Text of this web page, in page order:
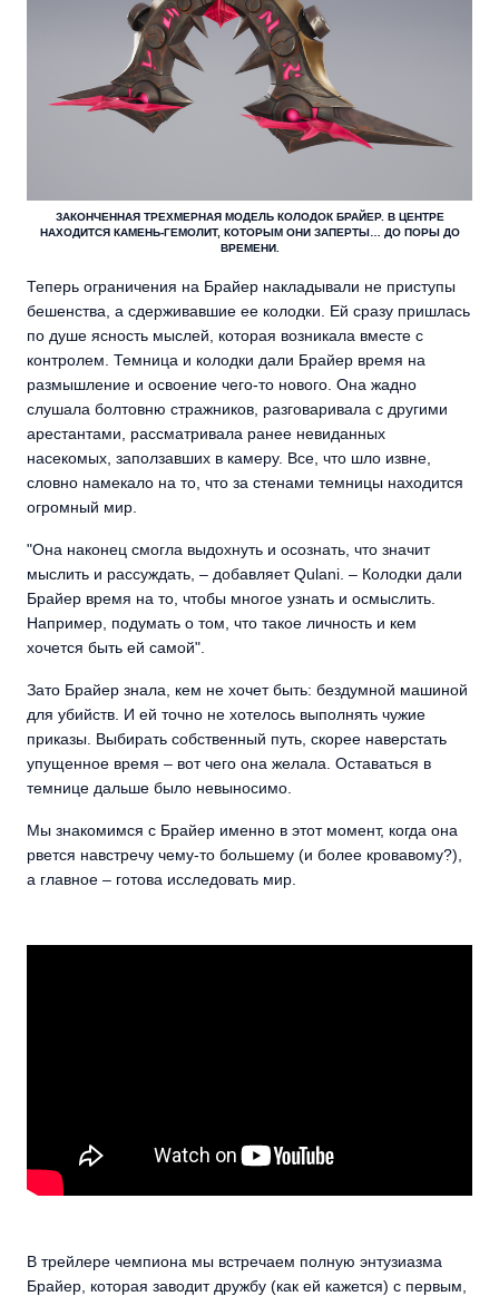
ЗАКОНЧЕННАЯ ТРЕХМЕРНАЯ МОДЕЛЬ КОЛОДОК БРАЙЕР. В ЦЕНТРЕ
НАХОДИТСЯ КАМЕНЬ-ГЕМОЛИТ, КОТОРЫМ ОНИ ЗАПЕРТЫ… ДО ПОРЫ ДО
ВРЕМЕНИ.
Теперь ограничения на Брайер накладывали не приступы
бешенства, а сдерживавшие ее колодки. Ей сразу пришлась
по душе ясность мыслей, которая возникала вместе с
контролем. Темница и колодки дали Брайер время на
размышление и освоение чего-то нового. Она жадно
слушала болтовню стражников, разговаривала с другими
арестантами, рассматривала ранее невиданных
насекомых, заползавших в камеру. Все, что шло извне,
словно намекало на то, что за стенами темницы находится
огромный мир.
"Она наконец смогла выдохнуть и осознать, что значит
мыслить и рассуждать, – добавляет Qulani. – Колодки дали
Брайер время на то, чтобы многое узнать и осмыслить.
Например, подумать о том, что такое личность и кем
хочется быть ей самой".
Зато Брайер знала, кем не хочет быть: бездумной машиной
для убийств. И ей точно не хотелось выполнять чужие
приказы. Выбирать собственный путь, скорее наверстать
упущенное время – вот чего она желала. Оставаться в
темнице дальше было невыносимо.
Мы знакомимся с Брайер именно в этот момент, когда она
рвется навстречу чему-то большему (и более кровавому?),
а главное – готова исследовать мир.
В трейлере чемпиона мы встречаем полную энтузиазма
Брайер, которая заводит дружбу (как ей кажется) с первым,